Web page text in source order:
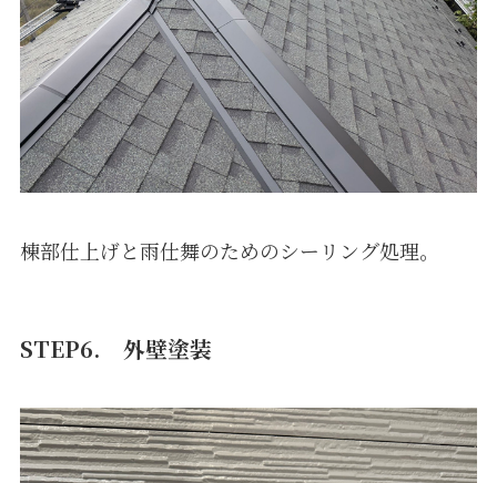
棟部仕上げと雨仕舞のためのシーリング処理。
STEP6. 外壁塗装